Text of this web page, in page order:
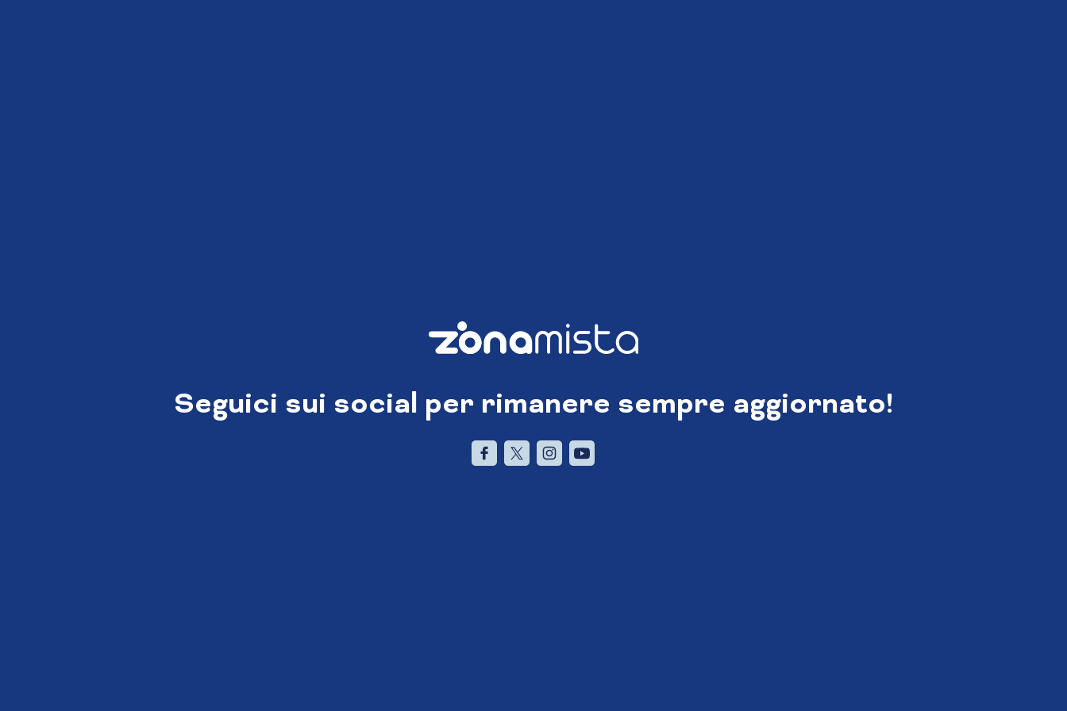
Seguici sui social per rimanere sempre aggiornato!